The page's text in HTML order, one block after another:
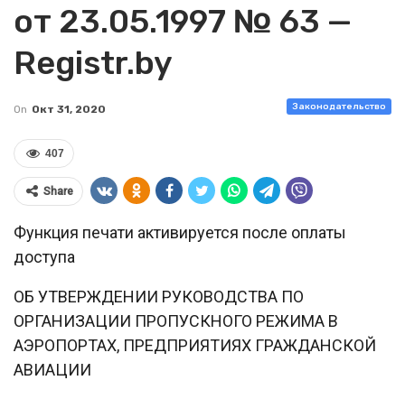
от 23.05.1997 № 63 —
Registr.by
Законодательство
On Окт 31, 2020
407
Share
Функция печати активируется после оплаты
доступа
ОБ УТВЕРЖДЕНИИ РУКОВОДСТВА ПО
ОРГАНИЗАЦИИ ПРОПУСКНОГО РЕЖИМА В
АЭРОПОРТАХ, ПРЕДПРИЯТИЯХ ГРАЖДАНСКОЙ
АВИАЦИИ